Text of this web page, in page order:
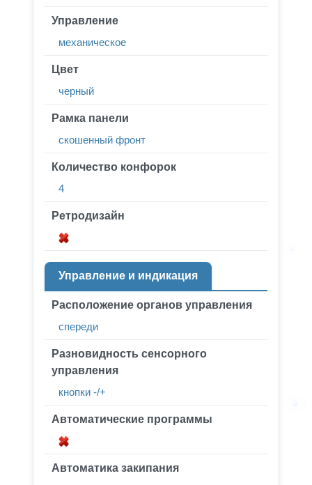
Управление
механическое
Цвет
черный
Рамка панели
скошенный фронт
Количество конфорок
4
Ретродизайн
Управление и индикация
Расположение органов управления
спереди
Разновидность сенсорного
управления
кнопки -/+
Автоматические программы
Автоматика закипания